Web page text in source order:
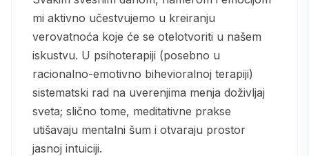
mi aktivno učestvujemo u kreiranju
verovatnoća koje će se otelotvoriti u našem
iskustvu. U psihoterapiji (posebno u
racionalno-emotivno bihevioralnoj terapiji)
sistematski rad na uverenjima menja doživljaj
sveta; slično tome, meditativne prakse
utišavaju mentalni šum i otvaraju prostor
jasnoj intuiciji.